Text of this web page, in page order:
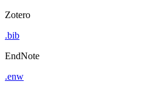
Zotero
.bib
EndNote
.enw